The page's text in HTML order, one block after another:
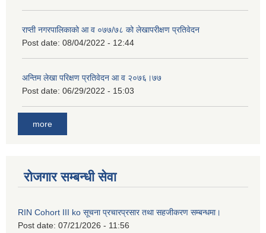
राप्ती नगरपालिकाको आ व ०७७/७८ को लेखापरीक्षण प्रतिवेदन
Post date: 08/04/2022 - 12:44
अन्तिम लेखा परिक्षण प्रतिवेदन आ व २०७६।७७
Post date: 06/29/2022 - 15:03
more
रोजगार सम्बन्धी सेवा
RIN Cohort III ko सूचना प्रचारप्रसार तथा सहजीकरण सम्बन्धमा।
Post date: 07/21/2026 - 11:56